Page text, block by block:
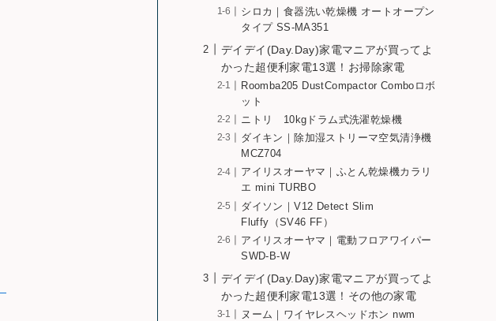
シロカ｜食器洗い乾燥機 オートオープン
タイプ SS-MA351
デイデイ(Day.Day)家電マニアが買ってよ
かった超便利家電13選！お掃除家電
Roomba205 DustCompactor Comboロボ
ット
ニトリ 10kgドラム式洗濯乾燥機
ダイキン｜除加湿ストリーマ空気清浄機
MCZ704
アイリスオーヤマ｜ふとん乾燥機カラリ
エ mini TURBO
ダイソン｜V12 Detect Slim
Fluffy（SV46 FF）
アイリスオーヤマ｜電動フロアワイパー
SWD-B-W
デイデイ(Day.Day)家電マニアが買ってよ
かった超便利家電13選！その他の家電
ヌーム｜ワイヤレスヘッドホン nwm